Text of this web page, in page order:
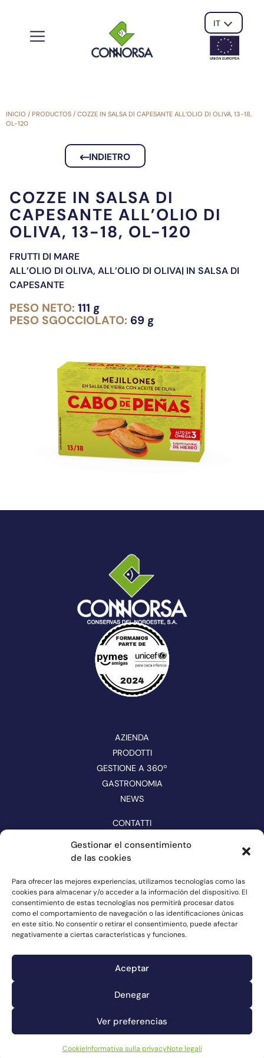
Gestionar el consentimiento
de las cookies
Para ofrecer las mejores experiencias, utilizamos tecnologías como las
cookies para almacenar y/o acceder a la información del dispositivo. El
consentimiento de estas tecnologías nos permitirá procesar datos
como el comportamiento de navegación o las identificaciones únicas
en este sitio. No consentir o retirar el consentimiento, puede afectar
negativamente a ciertas características y funciones.
Aceptar
Denegar
Ver preferencias
CookieInformativa sulla privacyNote legali
IT
UNIÓN EUROPEA
INICIO / PRODUCTOS / COZZE IN SALSA DI CAPESANTE ALL’OLIO DI OLIVA, 13-18,
OL-120
INDIETRO
COZZE IN SALSA DI
CAPESANTE ALL’OLIO DI
OLIVA, 13-18, OL-120
FRUTTI DI MARE
ALL’OLIO DI OLIVA, ALL’OLIO DI OLIVA| IN SALSA DI
CAPESANTE
PESO NETO: 111 g
PESO SGOCCIOLATO: 69 g
AZIENDA
PRODOTTI
GESTIONE A 360º
GASTRONOMIA
NEWS
CONTATTI
SEGUITECI SUI SOCIAL MEDIA
© Connorsa2023
Note legali